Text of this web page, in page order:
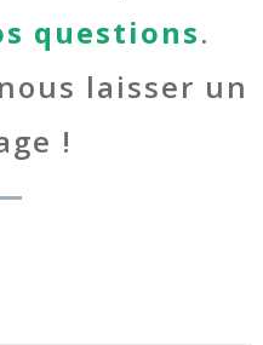
questions.
laisser un
!